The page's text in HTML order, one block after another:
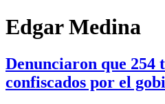
Edgar Medina
Denunciaron que 254
confiscados por el